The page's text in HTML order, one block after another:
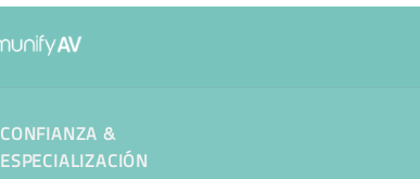
CONFIANZA &
ESPECIALIZACIÓN